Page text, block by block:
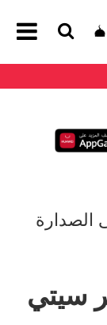
الصدارة
سيتي